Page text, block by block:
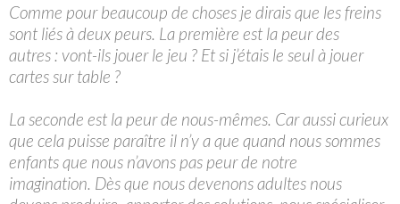
Comme pour beaucoup de choses je dirais que les freins
sont liés à deux peurs. La première est la peur des
autres : vont-ils jouer le jeu ? Et si j’étais le seul à jouer
cartes sur table ?
La seconde est la peur de nous-mêmes. Car aussi curieux
que cela puisse paraître il n’y a que quand nous sommes
enfants que nous n’avons pas peur de notre
imagination. Dès que nous devenons adultes nous